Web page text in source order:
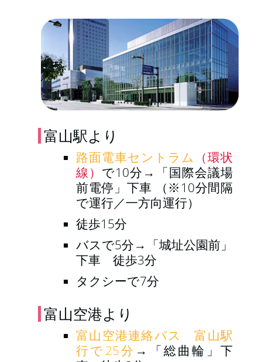
富山駅より
路面電車セントラム （環状
線） で10分→「国際会議場
前電停」下車 （※10分間隔
で運行／一方向運行）
徒歩15分
バスで5分→「城址公園前」
下車 徒歩3分
タクシーで7分
富山空港より
富山空港連絡バス 富山駅
行で25分 →「総曲輪」下